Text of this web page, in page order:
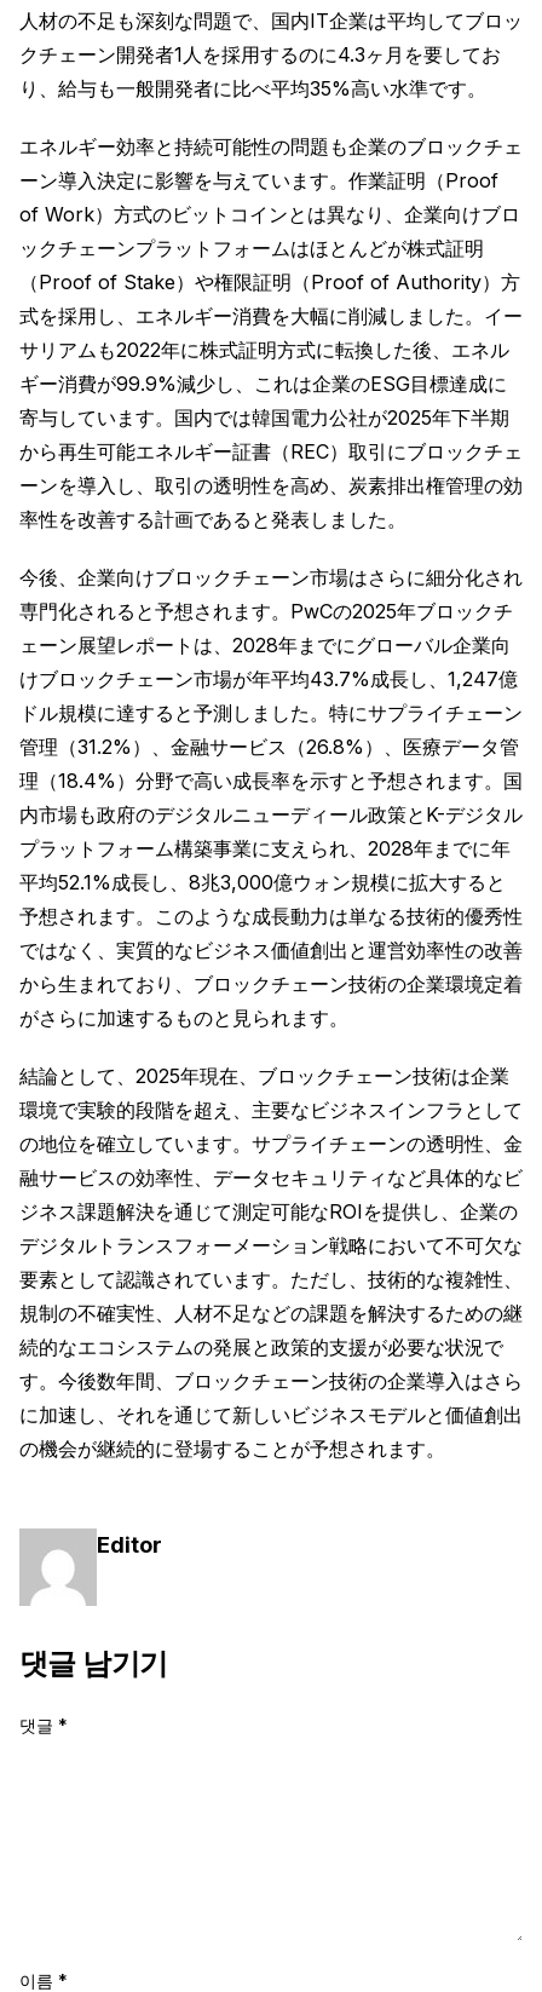
人材の不足も深刻な問題で、国内IT企業は平均してブロッ
クチェーン開発者1人を採用するのに4.3ヶ月を要してお
り、給与も一般開発者に比べ平均35%高い水準です。
エネルギー効率と持続可能性の問題も企業のブロックチェ
ーン導入決定に影響を与えています。作業証明（Proof
of Work）方式のビットコインとは異なり、企業向けブロ
ックチェーンプラットフォームはほとんどが株式証明
（Proof of Stake）や権限証明（Proof of Authority）方
式を採用し、エネルギー消費を大幅に削減しました。イー
サリアムも2022年に株式証明方式に転換した後、エネル
ギー消費が99.9%減少し、これは企業のESG目標達成に
寄与しています。国内では韓国電力公社が2025年下半期
から再生可能エネルギー証書（REC）取引にブロックチェ
ーンを導入し、取引の透明性を高め、炭素排出権管理の効
率性を改善する計画であると発表しました。
今後、企業向けブロックチェーン市場はさらに細分化され
専門化されると予想されます。PwCの2025年ブロックチ
ェーン展望レポートは、2028年までにグローバル企業向
けブロックチェーン市場が年平均43.7%成長し、1,247億
ドル規模に達すると予測しました。特にサプライチェーン
管理（31.2%）、金融サービス（26.8%）、医療データ管
理（18.4%）分野で高い成長率を示すと予想されます。国
内市場も政府のデジタルニューディール政策とK-デジタル
プラットフォーム構築事業に支えられ、2028年までに年
平均52.1%成長し、8兆3,000億ウォン規模に拡大すると
予想されます。このような成長動力は単なる技術的優秀性
ではなく、実質的なビジネス価値創出と運営効率性の改善
から生まれており、ブロックチェーン技術の企業環境定着
がさらに加速するものと見られます。
結論として、2025年現在、ブロックチェーン技術は企業
環境で実験的段階を超え、主要なビジネスインフラとして
の地位を確立しています。サプライチェーンの透明性、金
融サービスの効率性、データセキュリティなど具体的なビ
ジネス課題解決を通じて測定可能なROIを提供し、企業の
デジタルトランスフォーメーション戦略において不可欠な
要素として認識されています。ただし、技術的な複雑性、
規制の不確実性、人材不足などの課題を解決するための継
続的なエコシステムの発展と政策的支援が必要な状況で
す。今後数年間、ブロックチェーン技術の企業導入はさら
に加速し、それを通じて新しいビジネスモデルと価値創出
の機会が継続的に登場することが予想されます。
Editor
댓글 남기기
댓글 *
이름 *